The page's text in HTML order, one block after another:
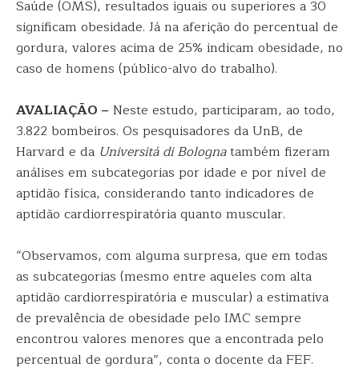
Saúde (OMS), resultados iguais ou superiores a 30
significam obesidade. Já na aferição do percentual de
gordura, valores acima de 25% indicam obesidade, no
caso de homens (público-alvo do trabalho).
AVALIAÇÃO – Neste estudo, participaram, ao todo,
3.822 bombeiros. Os pesquisadores da UnB, de
Harvard e da Universitá di Bolognatambém fizeram
análises em subcategorias por idade e por nível de
aptidão física, considerando tanto indicadores de
aptidão cardiorrespiratória quanto muscular.
“Observamos, com alguma surpresa, que em todas
as subcategorias (mesmo entre aqueles com alta
aptidão cardiorrespiratória e muscular) a estimativa
de prevalência de obesidade pelo IMC sempre
encontrou valores menores que a encontrada pelo
percentual de gordura”, conta o docente da FEF.